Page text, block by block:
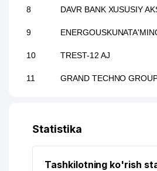
8 DAVR BANK XUSUSIY
9
10 TREST-12 AJ
11 GRAND TECHNO
Statistika
Tashkilotning ko'rish